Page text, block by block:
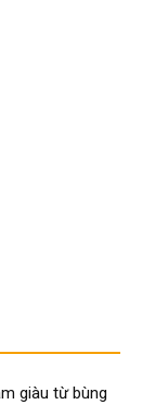
giàu từ bùng